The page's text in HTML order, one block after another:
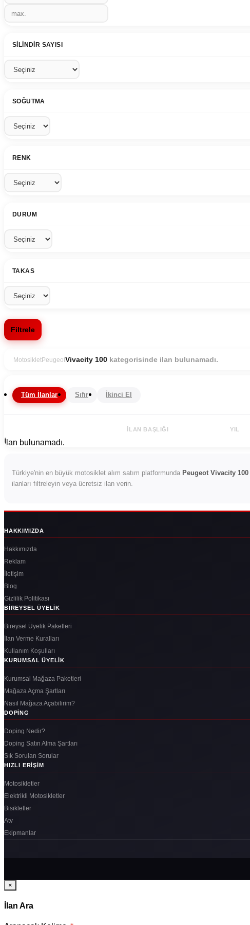
SILINDIR SAYISI
SOĞUTMA
RENK
DURUM
TAKAS
Filtrele
MotosikletPeugeotVivacity 100 kategorisinde ilan bulunamadı.
Tüm İlanlar Sıfır İkinci El
İLAN BAŞLIĞI YIL
İlan bulunamadı.
Türkiye'nin en büyük motosiklet alım satım platformunda Peugeot Vivacity 100
ilanları filtreleyin veya ücretsiz ilan verin.
HAKKIMIZDA
Hakkımızda
Reklam
İletişim
Blog
Gizlilik Politikası
BIREYSEL ÜYELIK
Bireysel Üyelik Paketleri
İlan Verme Kuralları
Kullanım Koşulları
KURUMSAL ÜYELIK
Kurumsal Mağaza Paketleri
Mağaza Açma Şartları
Nasıl Mağaza Açabilirim?
DOPING
Doping Nedir?
Doping Satın Alma Şartları
Sık Sorulan Sorular
HIZLI ERIŞIM
Motosikletler
Elektrikli Motosikletler
Bisikletler
Atv
Ekipmanlar
×
İlan Ara